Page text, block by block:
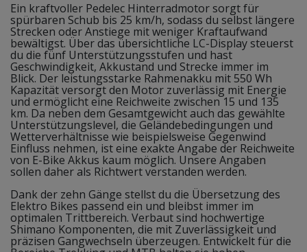
Ein kraftvoller Pedelec Hinterradmotor sorgt für
spürbaren Schub bis 25 km/h, sodass du selbst längere
Strecken oder Anstiege mit weniger Kraftaufwand
bewältigst. Über das übersichtliche LC-Display steuerst
du die fünf Unterstützungsstufen und hast
Geschwindigkeit, Akkustand und Strecke immer im
Blick. Der leistungsstarke Rahmenakku mit 550 Wh
Kapazität versorgt den Motor zuverlässig mit Energie
und ermöglicht eine Reichweite zwischen 15 und 135
km. Da neben dem Gesamtgewicht auch das gewählte
Unterstützungslevel, die Geländebedingungen und
Wetterverhältnisse wie beispielsweise Gegenwind
Einfluss nehmen, ist eine exakte Angabe der Reichweite
von E-Bike Akkus kaum möglich. Unsere Angaben
sollen daher als Richtwert verstanden werden.
Dank der zehn Gänge stellst du die Übersetzung des
Elektro Bikes passend ein und bleibst immer im
optimalen Trittbereich. Verbaut sind hochwertige
Shimano Komponenten, die mit Zuverlässigkeit und
präzisen Gangwechseln überzeugen. Entwickelt für die